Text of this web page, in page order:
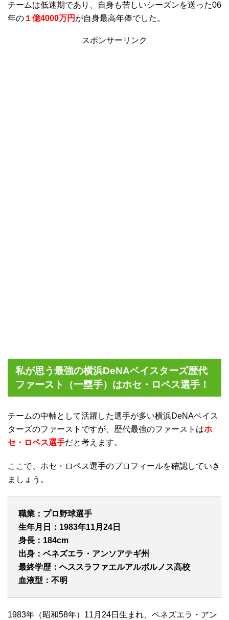
チームは低迷期であり、自身も苦しいシーズンを送った06
年の １億4000万円 が自身最高年俸でした。
スポンサーリンク
私が思う最強の横浜DeNAベイスターズ歴代
ファースト（一塁手）はホセ・ロペス選手！
チームの中軸として活躍した選手が多い横浜DeNAベイス
ターズのファーストですが、歴代最強のファーストはホ
セ・ロペス選手だと考えます。
ここで、ホセ・ロペス選手のプロフィールを確認していき
ましょう。
職業：プロ野球選手
生年月日：1983年11月24日
身長：184cm
出身：ベネズエラ・アンソアテギ州
最終学歴：ヘススラファエルアルボルノス高校
血液型：不明
1983年（昭和58年）11月24日生まれ、ベネズエラ・アン